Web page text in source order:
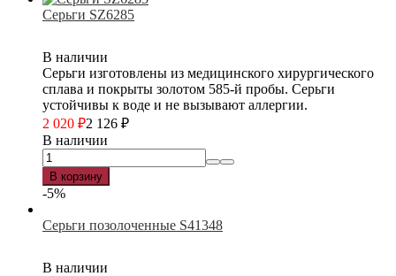
Серьги SZ6285
В наличии
Серьги изготовлены из медицинского хирургического
сплава и покрыты золотом 585-й пробы. Серьги
устойчивы к воде и не вызывают аллергии.
2 020 ₽2 126 ₽
В наличии
В корзину
-5%
Серьги позолоченные S41348
В наличии